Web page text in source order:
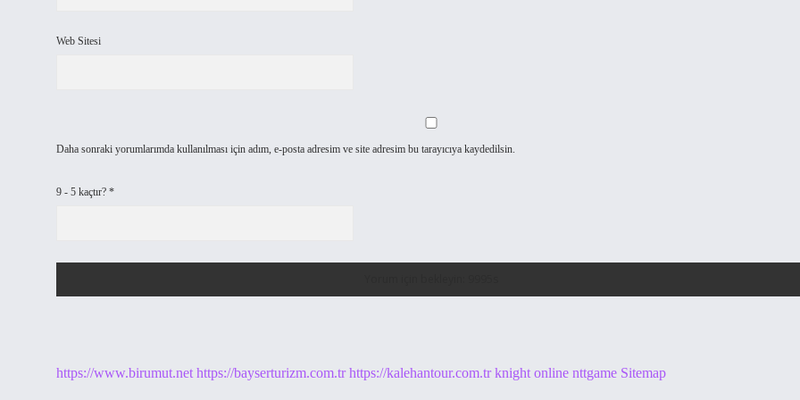
Web Sitesi
Daha sonraki yorumlarımda kullanılması için adım, e-posta adresim ve site adresim bu tarayıcıya kaydedilsin.
9 - 5 kaçtır? *
https://www.birumut.net https://bayserturizm.com.tr https://kalehantour.com.tr knight online nttgame Sitemap